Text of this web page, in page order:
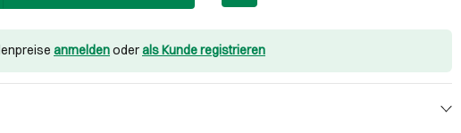
anmeldenoderals Kunde registrieren